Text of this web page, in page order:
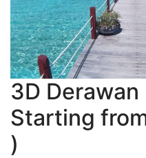
3D
Starting
)